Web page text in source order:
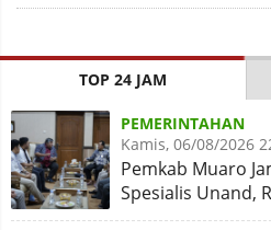
TOP 24 JAM
PEMERINTAHAN
Kamis, 06/08/2026
Pemkab Muaro
Spesialis Unand,
Disiapkan Naik